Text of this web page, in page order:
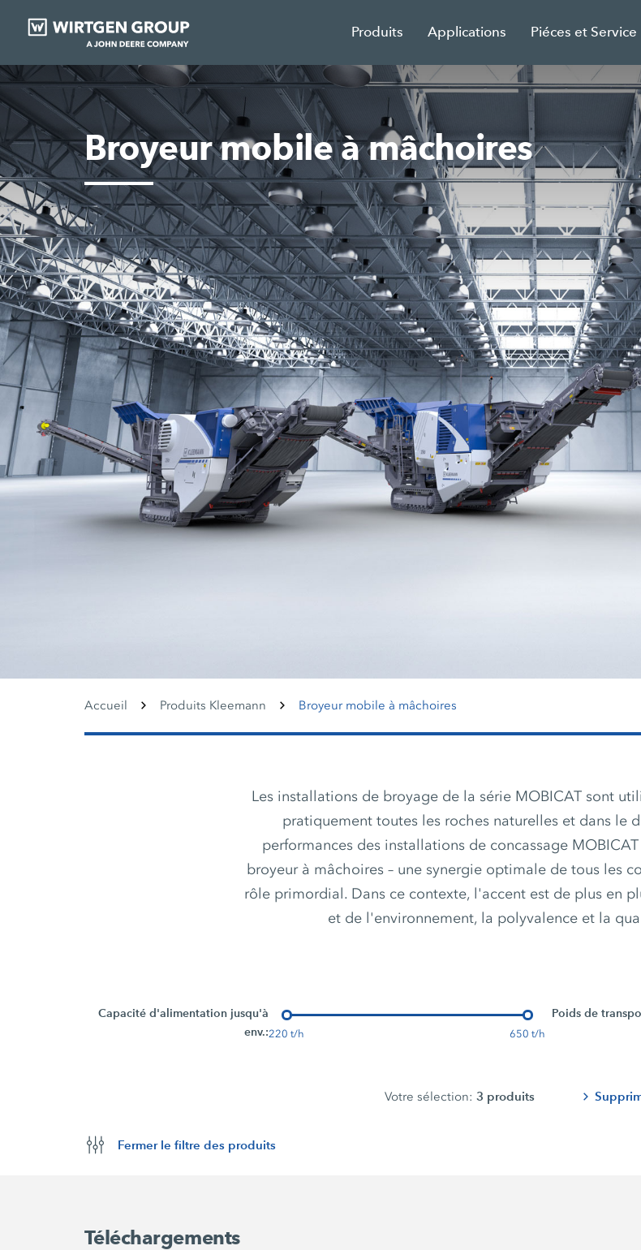
Produits Applications Piéces et Service
Broyeur mobile à mâchoires
Accueil Produits Kleemann Broyeur mobile à mâchoires
Les installations de broyage de la série MOBICAT sont
pratiquement toutes les roches naturelles et dans le
performances des installations de concassage
broyeur à mâchoires – une synergie optimale de tous les
rôle primordial. Dans ce contexte, l'accent est de plus en
et de l'environnement, la polyvalence et la
Capacité d'alimentation jusqu'à
env.:220 t/h 650 t/h
Poids de
Votre sélection: 3 produits
Fermer le filtre des produits
Téléchargements